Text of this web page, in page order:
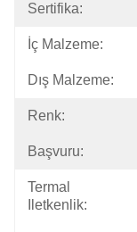
Sertifika:
İç Malzeme:
Dış Malzeme:
Renk:
Başvuru:
Termal
Iletkenlik: